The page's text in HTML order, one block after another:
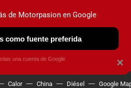
OBSERVATORIO
Calor China Diésel Google
×
de Motorpasion en Google
como fuente preferida
una cuenta de Google